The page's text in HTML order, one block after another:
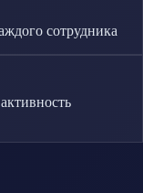
сотрудника